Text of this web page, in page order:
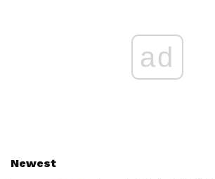
ad
Newest